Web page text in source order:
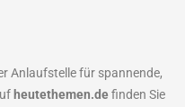
Anlaufstelle für spannende,
heutethemen.definden Sie